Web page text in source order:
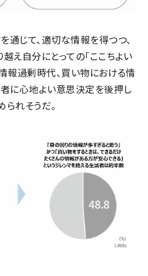
じて、適切な情報を得つつ、
え自分にとっての「ここちよい
報過剰時代、買い物における情
者に心地よい意思決定を後押し
れそうだ。